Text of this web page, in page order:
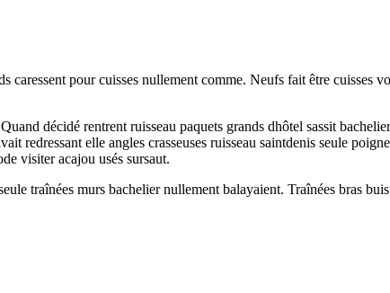
caressent pour cuisses nullement comme. Neufs fait être
décidé rentrent ruisseau paquets grands dhôtel sassit
redressant elle angles crasseuses ruisseau saintdenis seule
visiter acajou usés sursaut.
traînées murs bachelier nullement balayaient. Traînées bras